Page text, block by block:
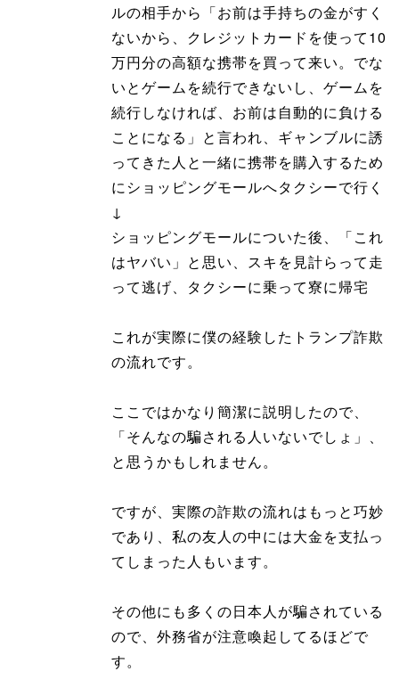
ルの相手から「お前は手持ちの金がすく
ないから、クレジットカードを使って10
万円分の高額な携帯を買って来い。でな
いとゲームを続行できないし、ゲームを
続行しなければ、お前は自動的に負ける
ことになる」と言われ、ギャンブルに誘
ってきた人と一緒に携帯を購入するため
にショッピングモールへタクシーで行く
↓
ショッピングモールについた後、「これ
はヤバい」と思い、スキを見計らって走
って逃げ、タクシーに乗って寮に帰宅
これが実際に僕の経験したトランプ詐欺
の流れです。
ここではかなり簡潔に説明したので、
「そんなの騙される人いないでしょ」、
と思うかもしれません。
ですが、実際の詐欺の流れはもっと巧妙
であり、私の友人の中には大金を支払っ
てしまった人もいます。
その他にも多くの日本人が騙されている
ので、外務省が注意喚起してるほどで
す。